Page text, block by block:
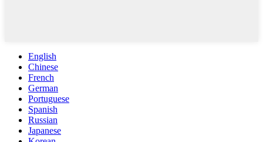
English
Chinese
French
German
Portuguese
Spanish
Russian
Japanese